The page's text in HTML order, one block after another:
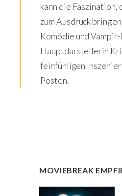
kann die Faszination,
zum Ausdruck
Komödie und
Hauptdarstellerin
feinfühligen
Posten.
MOVIEBREAK